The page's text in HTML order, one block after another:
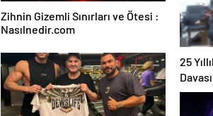
Zihnin Gizemli Sınırları ve Ötesi :
Nasılnedir.com
25
Karar